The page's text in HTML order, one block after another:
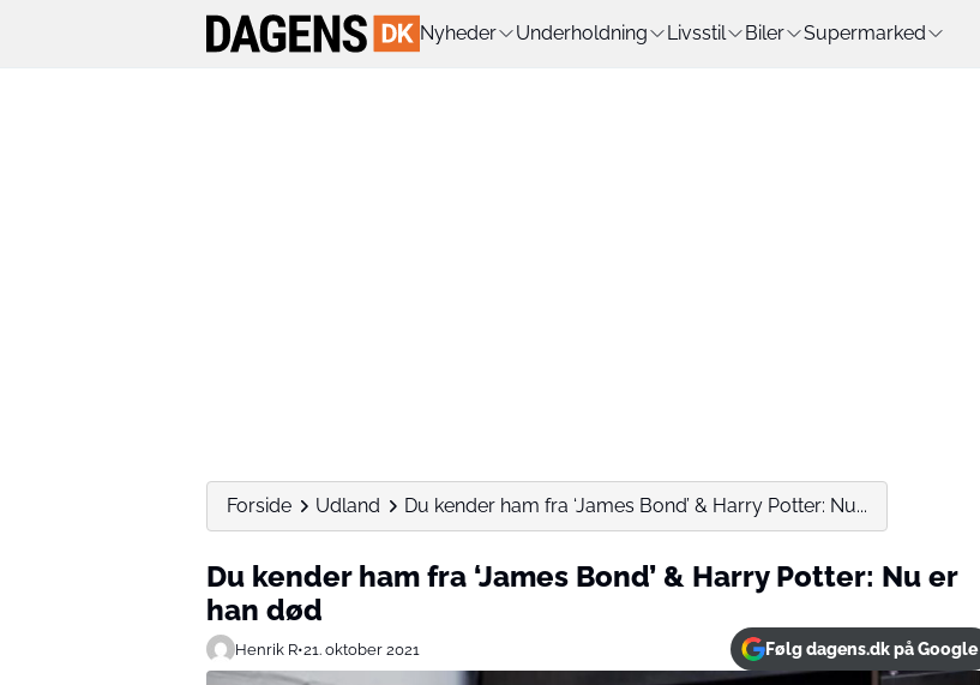
Nyheder Underholdning Livsstil Biler Supermarked
Forside Udland Du kender ham fra ‘James Bond’ & Harry Potter: Nu...
Du kender ham fra ‘James Bond’ & Harry Potter: Nu er
han død
Henrik R•21. oktober 2021 Følg dagens.dk på Google